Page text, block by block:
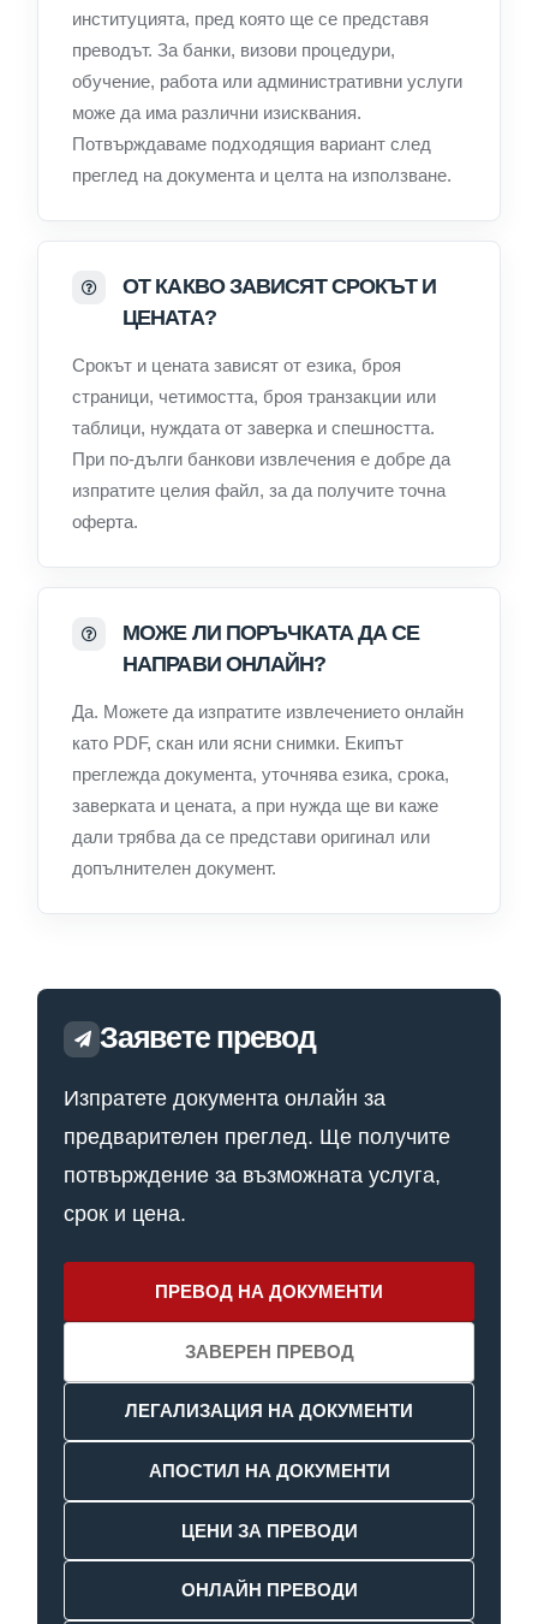
институцията, пред която ще се представя
преводът. За банки, визови процедури,
обучение, работа или административни услуги
може да има различни изисквания.
Потвърждаваме подходящия вариант след
преглед на документа и целта на използване.
ОТ КАКВО ЗАВИСЯТ СРОКЪТ И
ЦЕНАТА?
Срокът и цената зависят от езика, броя
страници, четимостта, броя транзакции или
таблици, нуждата от заверка и спешността.
При по-дълги банкови извлечения е добре да
изпратите целия файл, за да получите точна
оферта.
МОЖЕ ЛИ ПОРЪЧКАТА ДА СЕ
НАПРАВИ ОНЛАЙН?
Да. Можете да изпратите извлечението онлайн
като PDF, скан или ясни снимки. Екипът
преглежда документа, уточнява езика, срока,
заверката и цената, а при нужда ще ви каже
дали трябва да се представи оригинал или
допълнителен документ.
Заявете превод
Изпратете документа онлайн за
предварителен преглед. Ще получите
потвърждение за възможната услуга,
срок и цена.
ПРЕВОД НА ДОКУМЕНТИ
ЗАВЕРЕН ПРЕВОД
ЛЕГАЛИЗАЦИЯ НА ДОКУМЕНТИ
АПОСТИЛ НА ДОКУМЕНТИ
ЦЕНИ ЗА ПРЕВОДИ
ОНЛАЙН ПРЕВОДИ